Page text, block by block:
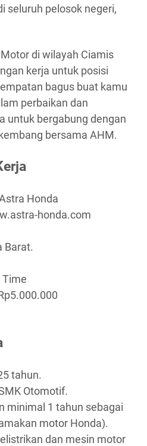
seluruh pelosok negeri,
di wilayah Ciamis
kerja untuk posisi
bagus buat kamu
perbaikan dan
untuk bergabung dengan
bersama AHM.
Honda
honda.com
Barat.
Time
5.000.000
tahun.
Otomotif.
minimal 1 tahun sebagai
motor Honda).
dan mesin motor